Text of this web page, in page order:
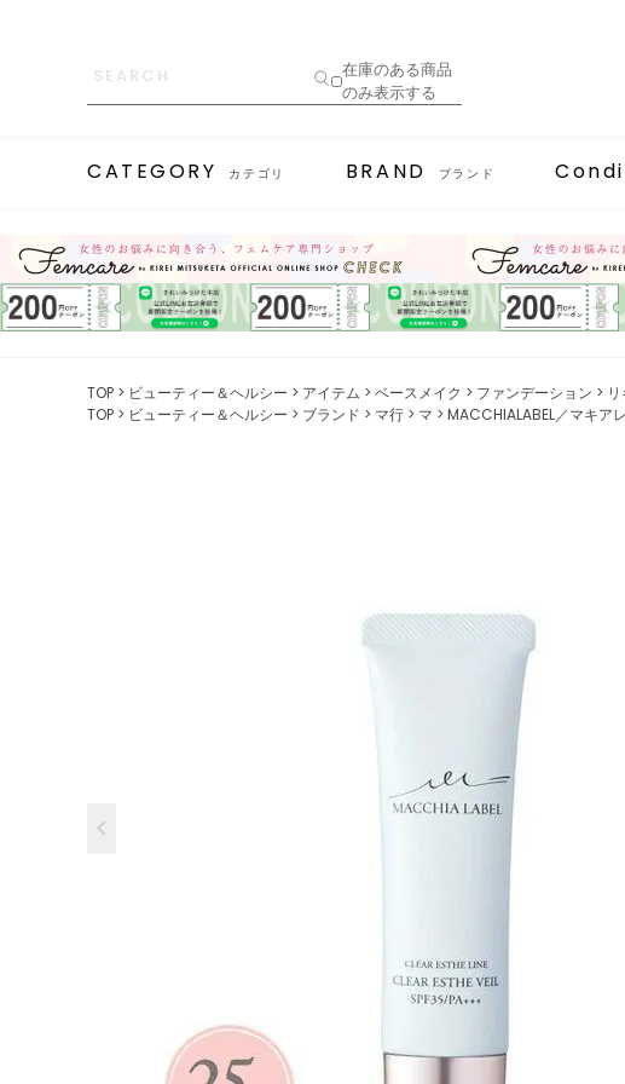
在庫のある商品
のみ表示する
CATEGORY カテゴリ BRAND ブランド
TOP ビューティー＆ヘルシー アイテム ベースメイク ファンデーション
TOP
ビューティー＆ヘルシー ブランド マ行 マ MACCHIALABEL／マキア